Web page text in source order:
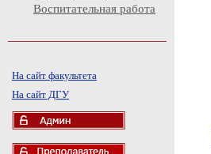
Воспитательная работа
На сайт факультета
На сайт ДГУ